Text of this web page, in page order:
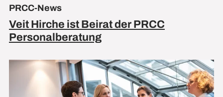
PRCC-News
Veit Hirche ist Beirat der PRCC
Personalberatung